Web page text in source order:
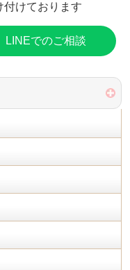
付けております
LINEでのご相談